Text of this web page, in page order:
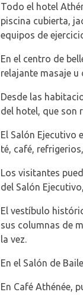
Todo el hotel
piscina cubierta,
equipos de
En el centro de
relajante masaje
Desde las
del hotel, que son
El Salón Ejecutivo
té, café,
Los visitantes
del Salón
El vestíbulo
sus columnas de
la vez.
En el Salón de
En Café Athénée,